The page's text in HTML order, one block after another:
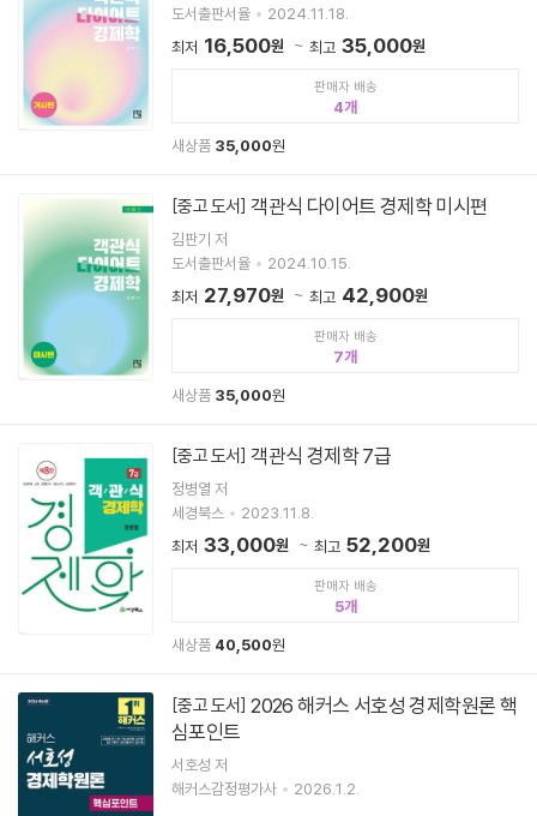
도서출판서율
2024.11.18.
최저 16,500원 최고 35,000원
판매자 배송
4
새상품 35,000원
[중고 도서] 객관식 다이어트 경제학 미시편
김판기 저
도서출판서율
2024.10.15.
최저 27,970원 최고 42,900원
판매자 배송
7
새상품 35,000원
[중고 도서] 객관식 경제학 7급
정병열 저
세경북스
2023.11.8.
최저 33,000원 최고 52,200원
판매자 배송
5
새상품 40,500원
[중고 도서] 2026 해커스 서호성 경제학원론 핵
심포인트
서호성 저
해커스감정평가사
2026.1.2.